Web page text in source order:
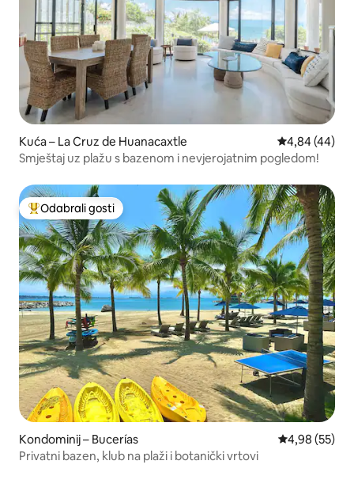
Kuća – La Cruz de Huanacaxtle Prosječna
4,84 (44)
Smještaj uz plažu s bazenom i nevjerojatnim pogledom!
Među najviše rangiranima s oznakom „Odabrali gosti”
Odabrali gosti
Kondominij – Bucerías Prosječna
4,98 (55)
Privatni bazen, klub na plaži i botanički vrtovi